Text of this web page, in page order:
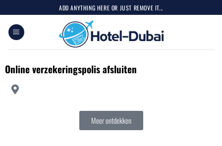
ADD ANYTHING HERE OR JUST REMOVE IT...
Online verzekeringspolis afsluiten
Meer ontdekken